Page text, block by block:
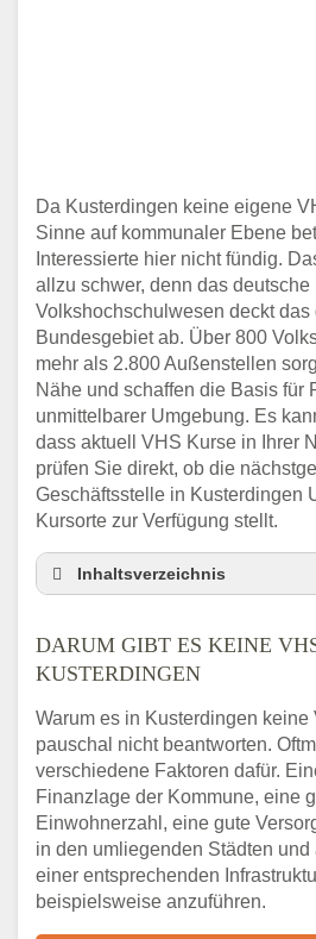
Da Kusterdingen keine eigene
Sinne auf kommunaler Ebene
Interessierte hier nicht fündig.
allzu schwer, denn das deutsche
Volkshochschulwesen deckt das
Bundesgebiet ab. Über 800
mehr als 2.800 Außenstellen
Nähe und schaffen die Basis für
unmittelbarer Umgebung. Es
dass aktuell VHS Kurse in Ihrer
prüfen Sie direkt, ob die
Geschäftsstelle in Kusterdingen
Kursorte zur Verfügung stellt.
Inhaltsverzeichnis
3 schnelle Tipps
Checkliste: So finden
Abendschule in der
Kusterdingen
VHS steht für
Online-Kurse: Alternative
VHS-Kurs
Vor- und Nachteile von
Checkliste: Darauf kommt
DARUM GIBT ES KEINE
KUSTERDINGEN
Warum es in Kusterdingen keine
pauschal nicht beantworten.
verschiedene Faktoren dafür.
Finanzlage der Kommune, eine
Einwohnerzahl, eine gute
in den umliegenden Städten
einer entsprechenden
beispielsweise anzuführen.